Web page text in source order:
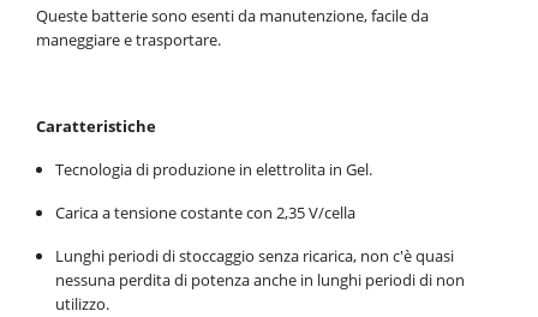
Queste batterie sono esenti da manutenzione, facile da
maneggiare e trasportare.
Caratteristiche
Tecnologia di produzione in elettrolita in Gel.
Carica a tensione costante con 2,35 V/cella
Lunghi periodi di stoccaggio senza ricarica, non c'è quasi
nessuna perdita di potenza anche in lunghi periodi di non
utilizzo.